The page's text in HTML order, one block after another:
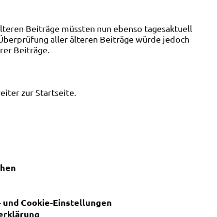
Beiträge müssten nun ebenso tagesaktuell
aller älteren Beiträge würde jedoch
Beiträge.
zur Startseite.
und Cookie-Einstellungen